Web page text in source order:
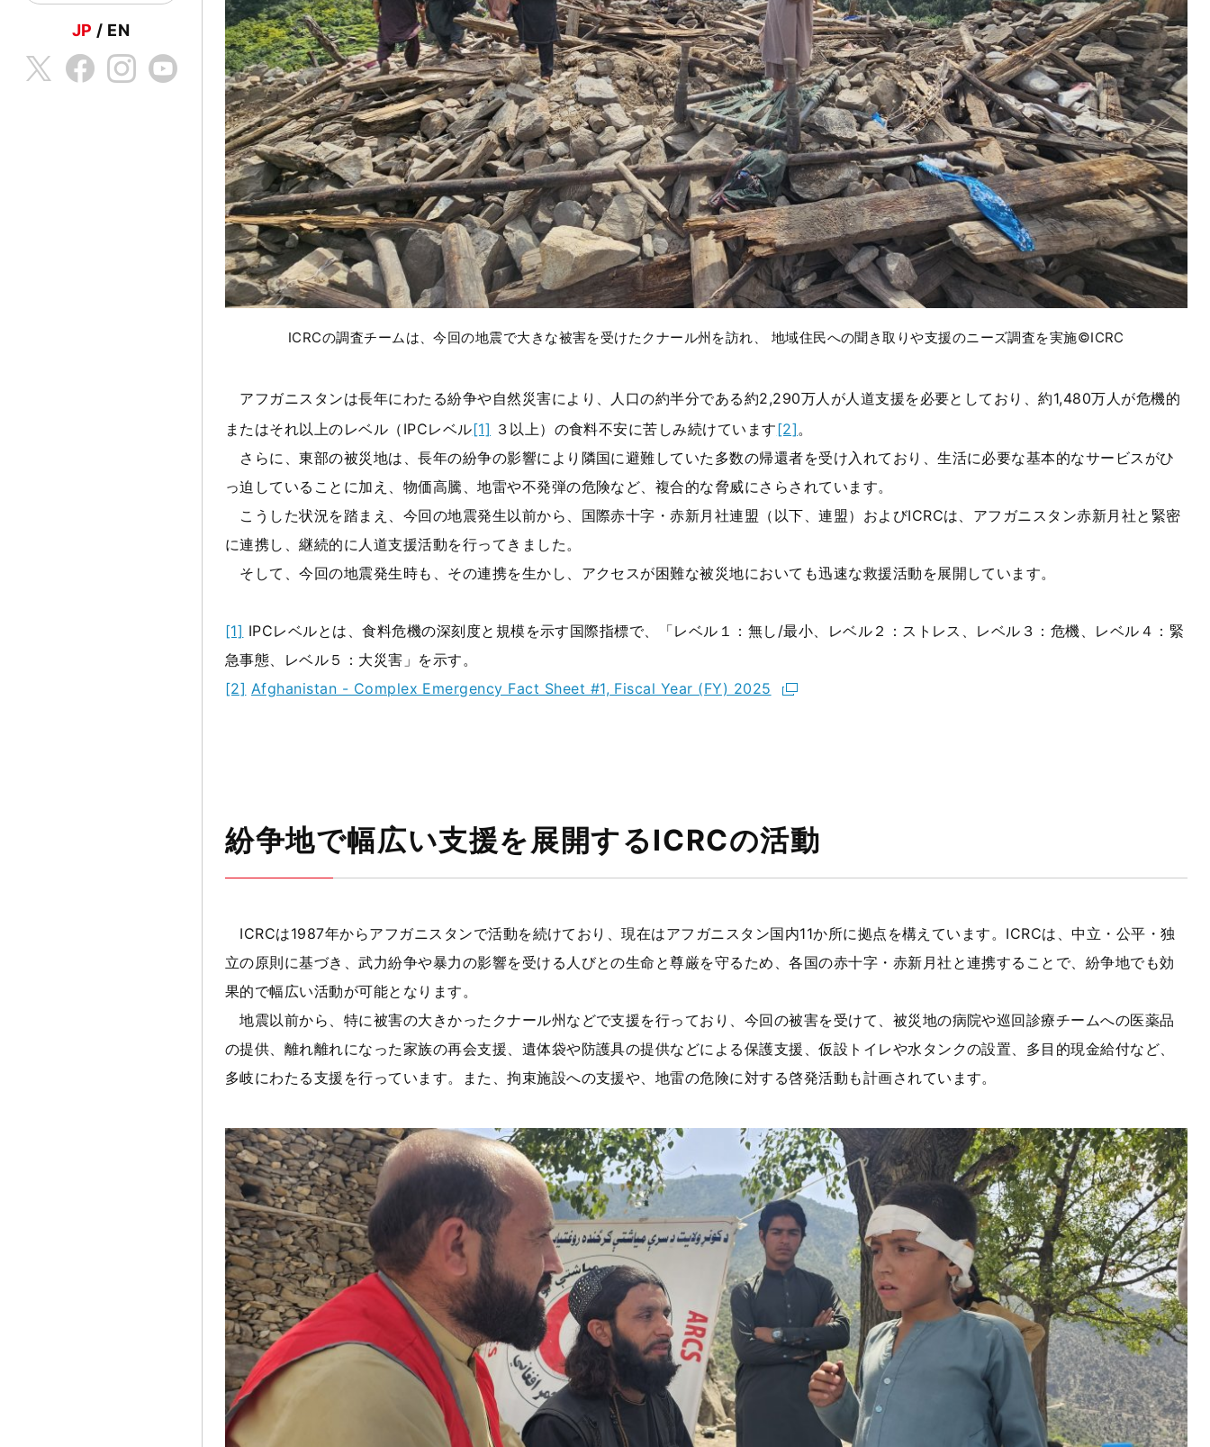
JP EN
ICRCの調査チームは、今回の地震で大きな被害を受けたクナール州を訪れ、 地域住民への聞き取りや支援のニーズ調査を実施©ICRC
アフガニスタンは長年にわたる紛争や自然災害により、人口の約半分である約2,290万人が人道支援を必要としており、約1,480万人が危機的
またはそれ以上のレベル（ IPCレベル[1] ３以上）の食料不安に苦しみ続けています[2]。
さらに、東部の被災地は、長年の紛争の影響により隣国に避難していた多数の帰還者を受け入れており、生活に必要な基本的なサービスがひ
っ迫していることに加え、物価高騰、地雷や不発弾の危険など、複合的な脅威にさらされています。
こうした状況を踏まえ、今回の地震発生以前から、国際赤十字・赤新月社連盟（以下、連盟）およびICRCは、アフガニスタン赤新月社と緊密
に連携し、継続的に人道支援活動を行ってきました。
そして、今回の地震発生時も、その連携を生かし、アクセスが困難な被災地においても迅速な救援活動を展開しています。
[1] IPCレベルとは、食料危機の深刻度と規模を示す国際指標で、「レベル１：無し /最小、レベル２：ストレス、レベル３：危機、レベル４：緊
急事態、レベル５：大災害」を示す。
[2] Afghanistan - Complex Emergency Fact Sheet #1, Fiscal Year (FY) 2025
紛争地で幅広い支援を展開するICRCの活動
ICRCは1987年からアフガニスタンで活動を続けており、現在はアフガニスタン国内11か所に拠点を構えています。ICRCは、中立・公平・独
立の原則に基づき、武力紛争や暴力の影響を受ける人びとの生命と尊厳を守るため、各国の赤十字・赤新月社と連携することで、紛争地でも効
果的で幅広い活動が可能となります。
地震以前から、特に被害の大きかったクナール州などで支援を行っており、今回の被害を受けて、被災地の病院や巡回診療チームへの医薬品
の提供、離れ離れになった家族の再会支援、遺体袋や防護具の提供などによる保護支援、仮設トイレや水タンクの設置、多目的現金給付など、
多岐にわたる支援を行っています。また、拘束施設への支援や、地雷の危険に対する啓発活動も計画されています。